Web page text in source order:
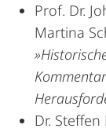
Prof. Dr.
Martina
Dr.